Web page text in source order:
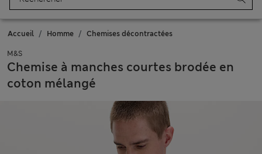
Accueil Homme Chemises décontractées
M&S
Chemise à manches courtes brodée en
coton mélangé